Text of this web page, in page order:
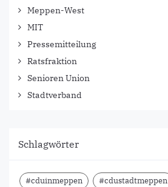
Meppen-West
MIT
Pressemitteilung
Ratsfraktion
Senioren Union
Stadtverband
Schlagwörter
#cduinmeppen #cdustadtmeppen